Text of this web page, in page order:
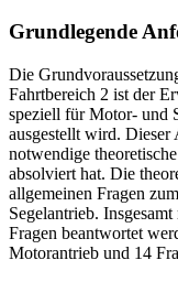
Grundlegende
Die
Fahrtbereich 2 ist der
speziell für Motor- und
ausgestellt wird. Dieser
notwendige
absolviert hat. Die
allgemeinen Fragen
Segelantrieb.
Fragen beantwortet
Motorantrieb und 14